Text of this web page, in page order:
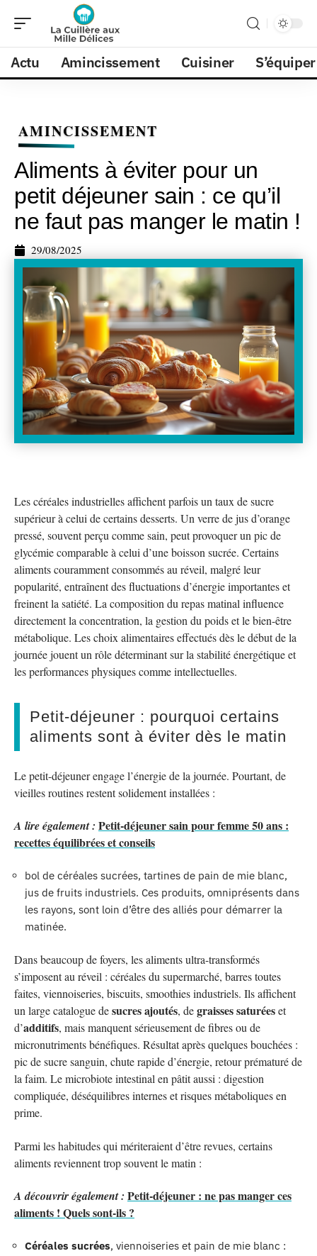
Actu Amincissement Cuisiner S’équiper
AMINCISSEMENT
Aliments à éviter pour un
petit déjeuner sain : ce qu’il
ne faut pas manger le matin !
29/08/2025
Les céréales industrielles affichent parfois un taux de sucre
supérieur à celui de certains desserts. Un verre de jus d’orange
pressé, souvent perçu comme sain, peut provoquer un pic de
glycémie comparable à celui d’une boisson sucrée. Certains
aliments couramment consommés au réveil, malgré leur
popularité, entraînent des fluctuations d’énergie importantes et
freinent la satiété. La composition du repas matinal influence
directement la concentration, la gestion du poids et le bien-être
métabolique. Les choix alimentaires effectués dès le début de la
journée jouent un rôle déterminant sur la stabilité énergétique et
les performances physiques comme intellectuelles.
Petit-déjeuner : pourquoi certains
aliments sont à éviter dès le matin
Le petit-déjeuner engage l’énergie de la journée. Pourtant, de
vieilles routines restent solidement installées :
A lire également : Petit-déjeuner sain pour femme 50 ans :
recettes équilibrées et conseils
bol de céréales sucrées, tartines de pain de mie blanc,
jus de fruits industriels. Ces produits, omniprésents dans
les rayons, sont loin d’être des alliés pour démarrer la
matinée.
Dans beaucoup de foyers, les aliments ultra-transformés
s’imposent au réveil : céréales du supermarché, barres toutes
faites, viennoiseries, biscuits, smoothies industriels. Ils affichent
un large catalogue desucres ajoutés, degraisses saturéeset
d’additifs, mais manquent sérieusement de fibres ou de
micronutriments bénéfiques. Résultat après quelques bouchées :
pic de sucre sanguin, chute rapide d’énergie, retour prématuré de
la faim. Le microbiote intestinal en pâtit aussi : digestion
compliquée, déséquilibres internes et risques métaboliques en
prime.
Parmi les habitudes qui mériteraient d’être revues, certains
aliments reviennent trop souvent le matin :
A découvrir également : Petit-déjeuner : ne pas manger ces
aliments ! Quels sont-ils ?
Céréales sucrées, viennoiseries et pain de mie blanc :